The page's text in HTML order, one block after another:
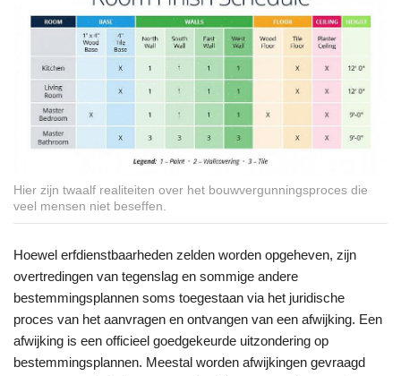
Hier zijn twaalf realiteiten over het bouwvergunningsproces die
veel mensen niet beseffen.
Hoewel erfdienstbaarheden zelden worden opgeheven, zijn
overtredingen van tegenslag en sommige andere
bestemmingsplannen soms toegestaan via het juridische
proces van het aanvragen en ontvangen van een afwijking. Een
afwijking is een officieel goedgekeurde uitzondering op
bestemmingsplannen. Meestal worden afwijkingen gevraagd